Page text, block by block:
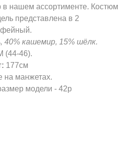
в нашем ассортименте. Костюм
представлена в 2
40% кашемир, 15% шёлк.
(44-46).
177см
на манжетах.
модели - 42р